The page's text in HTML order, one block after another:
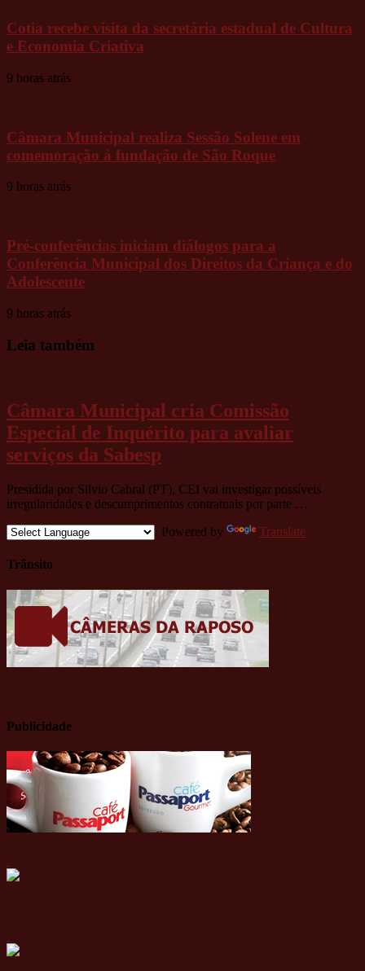
Cotia recebe visita da secretária estadual de Cultura
e Economia Criativa
9 horas atrás
Câmara Municipal realiza Sessão Solene em
comemoração à fundação de São Roque
9 horas atrás
Pré-conferências iniciam diálogos para a
Conferência Municipal dos Direitos da Criança e do
Adolescente
9 horas atrás
Leia também
Câmara Municipal cria Comissão
Especial de Inquérito para avaliar
serviços da Sabesp
Presidida por Silvio Cabral (PT), CEI vai investigar possíveis
irregularidades e descumprimentos contratuais por parte …
Powered by
Translate
Trânsito
Publicidade